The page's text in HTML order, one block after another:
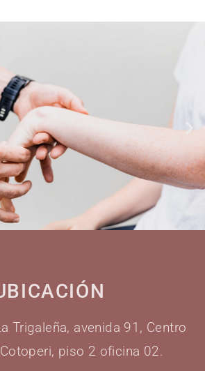
Trigaleña, avenida 91, Centro
piso 2 oficina 02.